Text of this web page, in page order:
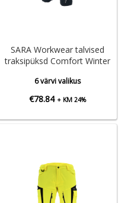
SARA Workwear talvised
traksipüksd Comfort Winter
6 värvi valikus
€78.84 + KM 24%